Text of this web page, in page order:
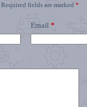
Required fields are marked *
Email *